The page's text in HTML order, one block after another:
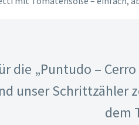
Weg zurück und machten
runterhängen. Das sah echt
beobachteten immer mal